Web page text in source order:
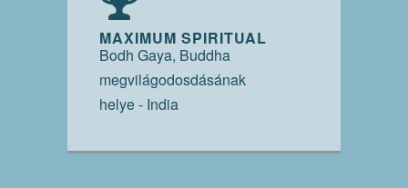
MAXIMUM SPIRITUAL
Bodh Gaya, Buddha
megvilágodosdásának
helye - India